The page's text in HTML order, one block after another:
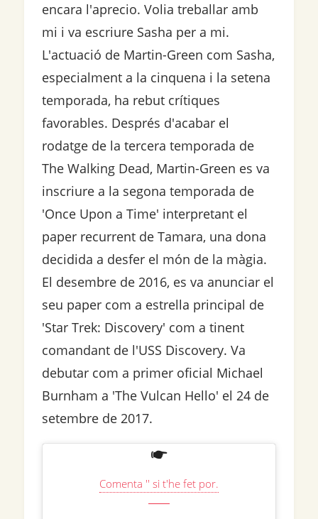
encara l'aprecio. Volia treballar amb
mi i va escriure Sasha per a mi.
L'actuació de Martin-Green com Sasha,
especialment a la cinquena i la setena
temporada, ha rebut crítiques
favorables. Després d'acabar el
rodatge de la tercera temporada de
The Walking Dead, Martin-Green es va
inscriure a la segona temporada de
'Once Upon a Time' interpretant el
paper recurrent de Tamara, una dona
decidida a desfer el món de la màgia.
El desembre de 2016, es va anunciar el
seu paper com a estrella principal de
'Star Trek: Discovery' com a tinent
comandant de l'USS Discovery. Va
debutar com a primer oficial Michael
Burnham a 'The Vulcan Hello' el 24 de
setembre de 2017.
Comenta '' si t'he fet por.